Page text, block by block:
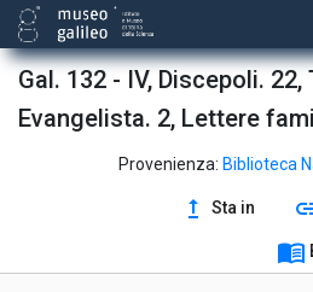
Gal. 132 - IV, Discepoli.
Evangelista. 2, Lettere
Provenienza: Biblioteca
upgrade Sta in
menu_book
Serenai Lodovico a Torricelli
Serenai Lodovico a Torricelli
Serenai Lodovico a Torricelli
Serenai Lodovico a Torricelli